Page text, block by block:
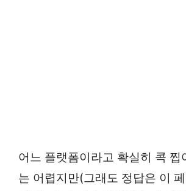
어느 플랫폼이라고 확실히 콕 찝
는 어렵지만(그래도 정답은 이